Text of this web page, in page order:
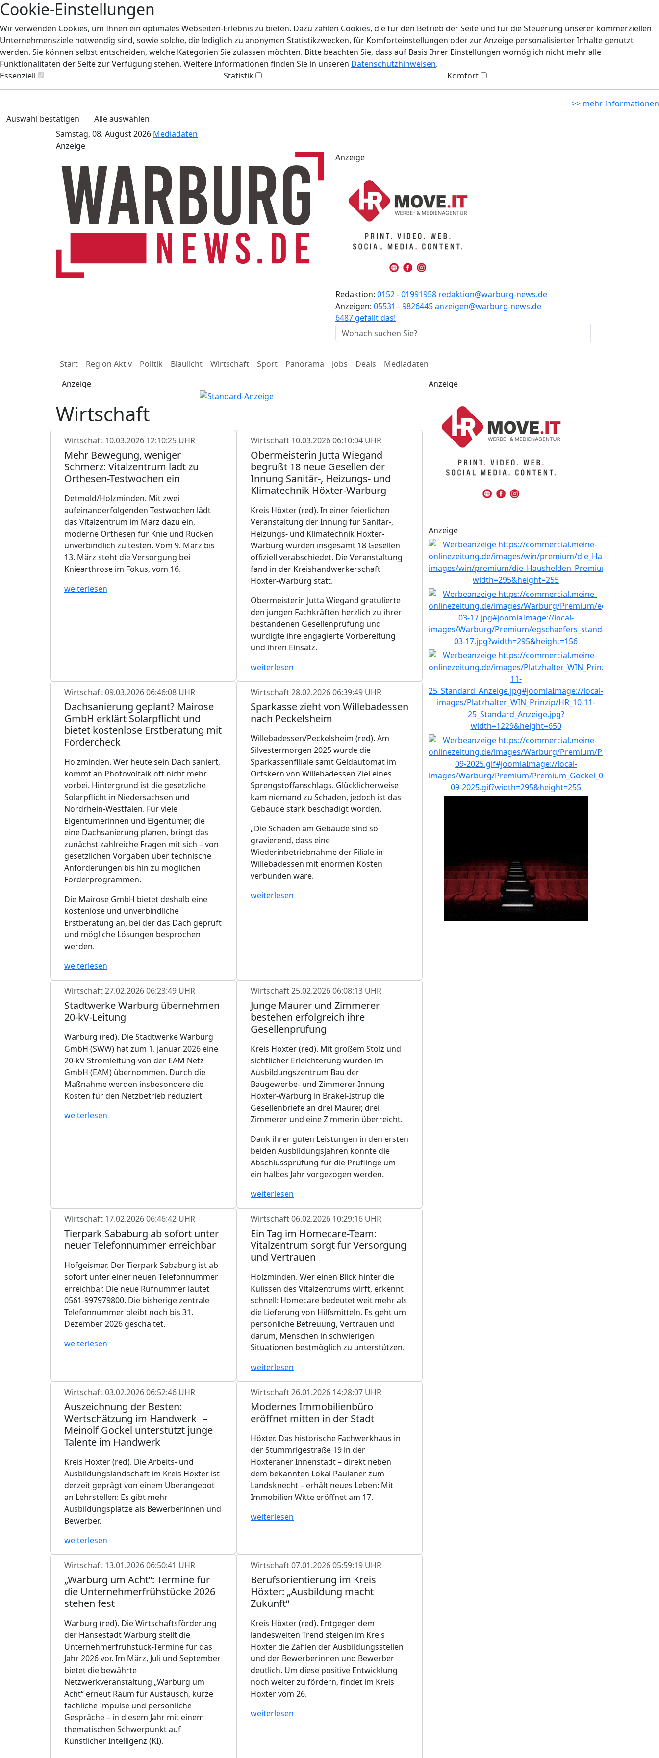
Cookie-Einstellungen
Wir verwenden Cookies, um Ihnen ein optimales Webseiten-Erlebnis zu bieten. Dazu zählen Cookies, die für den Betrieb der Seite und für die Steuerung unserer kommerziellen
Unternehmensziele notwendig sind, sowie solche, die lediglich zu anonymen Statistikzwecken, für Komforteinstellungen oder zur Anzeige personalisierter Inhalte genutzt
werden. Sie können selbst entscheiden, welche Kategorien Sie zulassen möchten. Bitte beachten Sie, dass auf Basis Ihrer Einstellungen womöglich nicht mehr alle
Funktionalitäten der Seite zur Verfügung stehen. Weitere Informationen finden Sie in unseren Datenschutzhinweisen.
Essenziell
Statistik Komfort
>> mehr Informationen
Auswahl bestätigen
Alle auswählen
Samstag, 08. August 2026 Mediadaten
Anzeige
Anzeige
Redaktion: 0152 - 01991958 redaktion@warburg-news.de
Anzeigen: 05531 - 9826445anzeigen@warburg-news.de
6487 gefällt das!
Start Region Aktiv Politik Blaulicht Wirtschaft Sport Panorama Jobs Deals
Mediadaten
Anzeige
Wirtschaft
Wirtschaft 10.03.2026 12:10:25 UHR
Mehr Bewegung, weniger
Schmerz: Vitalzentrum lädt zu
Orthesen-Testwochen ein
Detmold/Holzminden. Mit zwei
aufeinanderfolgenden Testwochen lädt
das Vitalzentrum im März dazu ein,
moderne Orthesen für Knie und Rücken
unverbindlich zu testen. Vom 9. März bis
13. März steht die Versorgung bei
Kniearthrose im Fokus, vom 16.
weiterlesen
Wirtschaft 10.03.2026 06:10:04 UHR
Obermeisterin Jutta Wiegand
begrüßt 18 neue Gesellen der
Innung Sanitär-, Heizungs- und
Klimatechnik Höxter-Warburg
Kreis Höxter (red). In einer feierlichen
Veranstaltung der Innung für Sanitär-,
Heizungs- und Klimatechnik Höxter-
Warburg wurden insgesamt 18 Gesellen
offiziell verabschiedet. Die Veranstaltung
fand in der Kreishandwerkerschaft
Höxter-Warburg statt.
Obermeisterin Jutta Wiegand gratulierte
den jungen Fachkräften herzlich zu ihrer
bestandenen Gesellenprüfung und
würdigte ihre engagierte Vorbereitung
und ihren Einsatz.
weiterlesen
Wirtschaft09.03.2026 06:46:08 UHR
Dachsanierung geplant? Mairose
GmbH erklärt Solarpflicht und
bietet kostenlose Erstberatung mit
Fördercheck
Holzminden. Wer heute sein Dach saniert,
kommt an Photovoltaik oft nicht mehr
vorbei. Hintergrund ist die gesetzliche
Solarpflicht in Niedersachsen und
Nordrhein-Westfalen. Für viele
Eigentümerinnen und Eigentümer, die
eine Dachsanierung planen, bringt das
zunächst zahlreiche Fragen mit sich – von
gesetzlichen Vorgaben über technische
Anforderungen bis hin zu möglichen
Förderprogrammen.
Die Mairose GmbH bietet deshalb eine
kostenlose und unverbindliche
Erstberatung an, bei der das Dach geprüft
und mögliche Lösungen besprochen
werden.
weiterlesen
Wirtschaft28.02.2026 06:39:49 UHR
Sparkasse zieht von Willebadessen
nach Peckelsheim
Willebadessen/Peckelsheim (red). Am
Silvestermorgen 2025 wurde die
Sparkassenfiliale samt Geldautomat im
Ortskern von Willebadessen Ziel eines
Sprengstoffanschlags. Glücklicherweise
kam niemand zu Schaden, jedoch ist das
Gebäude stark beschädigt worden.
„Die Schäden am Gebäude sind so
gravierend, dass eine
Wiederinbetriebnahme der Filiale in
Willebadessen mit enormen Kosten
verbunden wäre.
weiterlesen
Wirtschaft27.02.2026 06:23:49 UHR
Stadtwerke Warburg übernehmen
20-kV-Leitung
Warburg (red). Die Stadtwerke Warburg
GmbH (SWW) hat zum 1. Januar 2026 eine
20-kV Stromleitung von der EAM Netz
GmbH (EAM) übernommen. Durch die
Maßnahme werden insbesondere die
Kosten für den Netzbetrieb reduziert.
weiterlesen
Wirtschaft25.02.2026 06:08:13 UHR
Junge Maurer und Zimmerer
bestehen erfolgreich ihre
Gesellenprüfung
Kreis Höxter (red). Mit großem Stolz und
sichtlicher Erleichterung wurden im
Ausbildungszentrum Bau der
Baugewerbe- und Zimmerer-Innung
Höxter-Warburg in Brakel-Istrup die
Gesellenbriefe an drei Maurer, drei
Zimmerer und eine Zimmerin überreicht.
Dank ihrer guten Leistungen in den ersten
beiden Ausbildungsjahren konnte die
Abschlussprüfung für die Prüflinge um
ein halbes Jahr vorgezogen werden.
weiterlesen
Wirtschaft 17.02.2026 06:46:42 UHR
Tierpark Sababurg ab sofort unter
neuer Telefonnummer erreichbar
Hofgeismar. Der Tierpark Sababurg ist ab
sofort unter einer neuen Telefonnummer
erreichbar. Die neue Rufnummer lautet
0561-997979800. Die bisherige zentrale
Telefonnummer bleibt noch bis 31.
Dezember 2026 geschaltet.
weiterlesen
Wirtschaft06.02.2026 10:29:16 UHR
Ein Tag im Homecare-Team:
Vitalzentrum sorgt für Versorgung
und Vertrauen
Holzminden. Wer einen Blick hinter die
Kulissen des Vitalzentrums wirft, erkennt
schnell: Homecare bedeutet weit mehr als
die Lieferung von Hilfsmitteln. Es geht um
persönliche Betreuung, Vertrauen und
darum, Menschen in schwierigen
Situationen bestmöglich zu unterstützen.
weiterlesen
Wirtschaft03.02.2026 06:52:46 UHR
Auszeichnung der Besten:
Wertschätzung im Handwerk –
Meinolf Gockel unterstützt junge
Talente im Handwerk
Kreis Höxter (red). Die Arbeits- und
Ausbildungslandschaft im Kreis Höxter ist
derzeit geprägt von einem Überangebot
an Lehrstellen: Es gibt mehr
Ausbildungsplätze als Bewerberinnen und
Bewerber.
weiterlesen
Wirtschaft26.01.2026 14:28:07 UHR
Modernes Immobilienbüro
eröffnet mitten in der Stadt
Höxter. Das historische Fachwerkhaus in
der Stummrigestraße 19 in der
Höxteraner Innenstadt – direkt neben
dem bekannten Lokal Paulaner zum
Landsknecht – erhält neues Leben: Mit
Immobilien Witte eröffnet am 17.
weiterlesen
Wirtschaft 13.01.2026 06:50:41 UHR
„Warburg um Acht“: Termine für
die Unternehmerfrühstücke 2026
stehen fest
Warburg (red). Die Wirtschaftsförderung
der Hansestadt Warburg stellt die
Unternehmerfrühstück-Termine für das
Jahr 2026 vor. Im März, Juli und September
bietet die bewährte
Netzwerkveranstaltung „Warburg um
Acht“ erneut Raum für Austausch, kurze
fachliche Impulse und persönliche
Gespräche – in diesem Jahr mit einem
thematischen Schwerpunkt auf
Künstlicher Intelligenz (KI).
Wirtschaft07.01.2026 05:59:19 UHR
Berufsorientierung im Kreis
Höxter: „Ausbildung macht
Zukunft“
Kreis Höxter (red). Entgegen dem
landesweiten Trend steigen im Kreis
Höxter die Zahlen der Ausbildungsstellen
und der Bewerberinnen und Bewerber
deutlich. Um diese positive Entwicklung
noch weiter zu fördern, findet im Kreis
Höxter vom 26.
weiterlesen
Anzeige
Anzeige